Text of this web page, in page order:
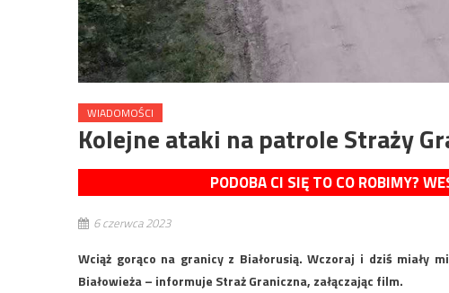
WIADOMOŚCI
Kolejne ataki na patrole Straży
PODOBA CI SIĘ TO CO ROBIMY?
6 czerwca 2023
Wciąż gorąco na granicy z Białorusią. Wczoraj i dziś miały
Białowieża – informuje Straż Graniczna, załączając film.